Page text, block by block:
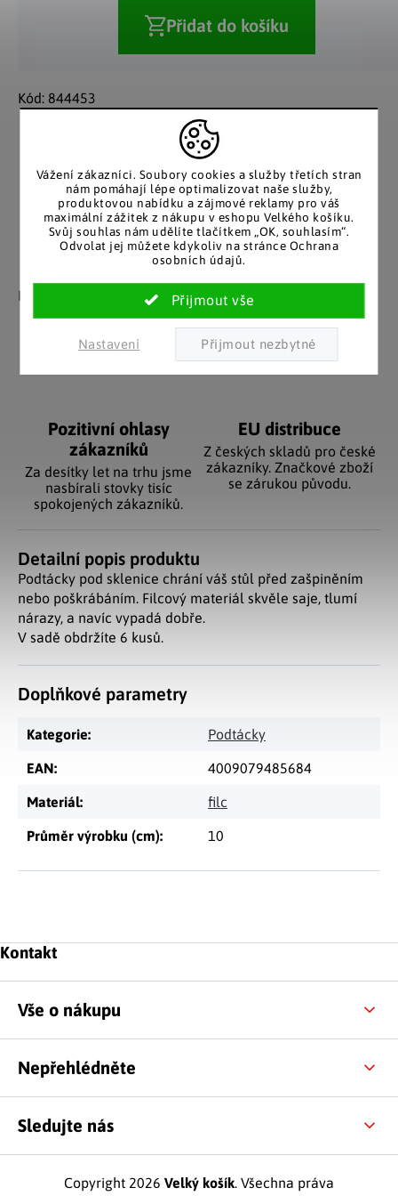
Vážení zákazníci. Soubory cookies a služby třetích stran
nám pomáhají lépe optimalizovat naše služby,
produktovou nabídku a zájmové reklamy pro váš
maximální zážitek z nákupu v eshopu Velkého košíku.
Svůj souhlas nám udělíte tlačítkem „OK, souhlasím“.
Odvolat jej můžete kdykoliv na stránce Ochrana
osobních údajů.
Nastavení
10 a více kusů
Přidat do košíku
Kód: 844453
Nakupujete bez obav, férové
Katalog v tištěné
Stálým zákazníkům
posíláme papírový katalog
do schránky.
Pozitivní ohlasy
zákazníků
Za desítky let na trhu jsme
nasbírali stovky tisíc
spokojených zákazníků.
EU distribuce
Z českých skladů pro české
zákazníky. Značkové zboží
se zárukou původu.
Detailní popis produktu
Podtácky pod sklenice chrání váš stůl před zašpiněním
nebo poškrábáním. Filcový materiál skvěle saje, tlumí
nárazy, a navíc vypadá dobře.
V sadě obdržíte 6 kusů.
Doplňkové parametry
Kategorie: Podtácky
EAN: 4009079485684
Materiál: filc
Průměr výrobku (cm): 10
Zápatí
Kontakt
Vše o nákupu
Nepřehlédněte
Sledujte nás
Copyright 2026 Velký košík. Všechna práva